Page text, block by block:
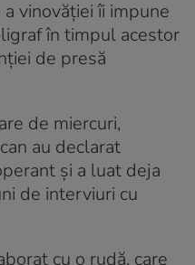
vinovăției îi impune
în timpul acestor
de presă
de miercuri,
au declarat
și a luat deja
de interviuri cu
cu o rudă, care